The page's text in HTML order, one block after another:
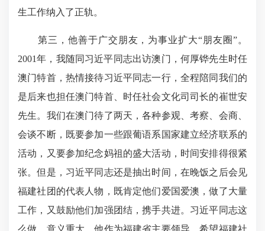
生工作纳入了正轨。
第三，他善于广交朋友，为事业扩大“朋友圈”。
2001年，我随同习近平同志出访澳门，何厚铧先生时任
澳门特首，热情接待习近平同志一行，全程陪同我们的
是后来也担任澳门特首、时任社会文化司司长的崔世安
先生。我们在澳门待了两天，各种参观、考察、会商、
会谈不断，既要参加一些跟葡语系国家建立经济联系的
活动，又要参加纪念妈祖的盛大活动，时间安排得很紧
张。但是，习近平同志还是抽出时间，在晚饭之后会见
福建社团的代表人物，既肯定他们爱国爱澳，做了大量
工作，又鼓励他们加强团结，携手共进。习近平同志这
么做，意义重大。他作为福建省主要领导，希望福建社